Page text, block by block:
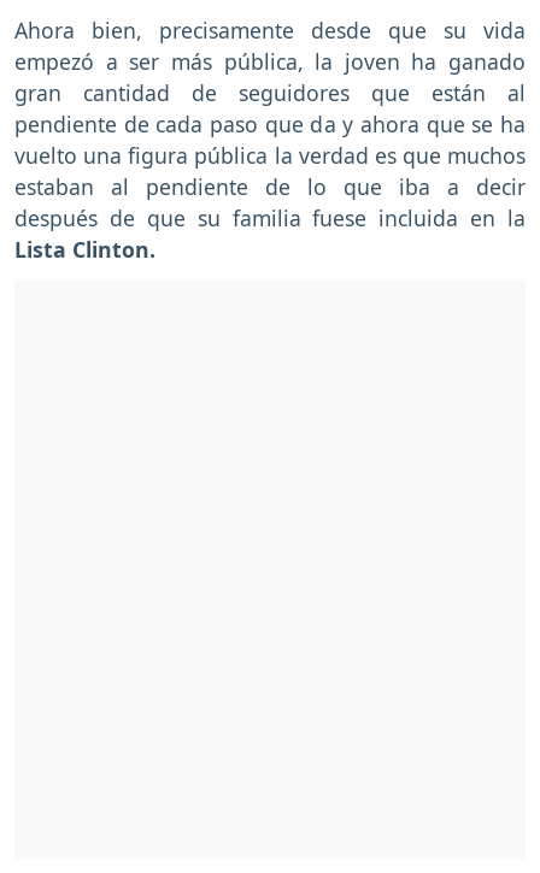
Ahora bien, precisamente desde que su vida
empezó a ser más pública, la joven ha ganado
gran cantidad de seguidores que están al
pendiente de cada paso que da y ahora que se ha
vuelto una figura pública la verdad es que muchos
estaban al pendiente de lo que iba a decir
después de que su familia fuese incluida en la
Lista Clinton.